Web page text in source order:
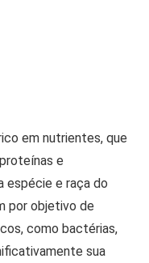
em nutrientes, que
e
espécie e raça do
por objetivo de
como bactérias,
sua